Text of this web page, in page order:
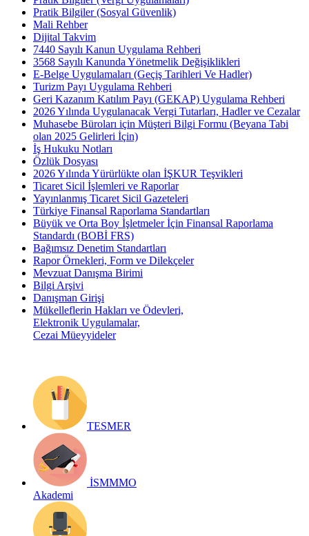
Pratik Bilgiler (Sosyal Güvenlik)
Mali Rehber
Dijital Takvim
7440 Sayılı Kanun Uygulama Rehberi
3568 Sayılı Kanunda Yönetmelik Değişiklikleri
E-Belge Uygulamaları (Geçiş Tarihleri Ve Hadler)
Turizm Payı Uygulama Rehberi
Geri Kazanım Katılım Payı (GEKAP) Uygulama Rehberi
2026 Yılında Uygulanacak Vergi Tutarları, Hadler ve Cezalar
Muhasebe Büroları için Müşteri Bilgi Formu (Beyana Tabi
olan 2025 Gelirleri İçin)
İş Hukuku Notları
Özlük Dosyası
2026 Yılında Yürürlükte olan İŞKUR Teşvikleri
Ticaret Sicil İşlemleri ve Raporlar
Yayınlanmış Ticaret Sicil Gazeteleri
Türkiye Finansal Raporlama Standartları
Büyük ve Orta Boy İşletmeler İçin Finansal Raporlama
Standardı (BOBİ FRS)
Bağımsız Denetim Standartları
Rapor Örnekleri, Form ve Dilekçeler
Mevzuat Danışma Birimi
Bilgi Arşivi
Danışman Girişi
Mükelleflerin Hakları ve Ödevleri,
Elektronik Uygulamalar,
Cezai Müeyyideler
TESMER
İSMMMO
Akademi